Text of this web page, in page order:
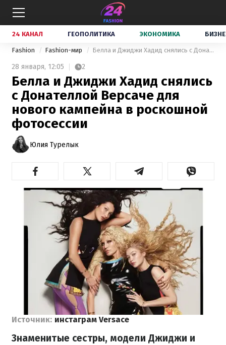
24 КАНАЛ ГЕОПОЛИТИКА ЭКОНОМИКА
Fashion Fashion-мир Белла и Джиджи Хадид снялись с Донателлой Версаче для нового кампейна в роскошной фотосессии
28 января, 12:05 2
Белла и Джиджи Хадид снялись
с Донателлой Версаче для
нового кампейна в роскошной
фотосессии
Юлия Турелык
Источник: инстаграм Versace
Знаменитые сестры, модели Джиджи и